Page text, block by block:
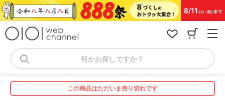
コ
ン
何かお探しですか？
この商品はただいま売り切れです